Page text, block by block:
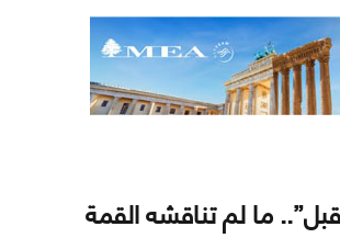
ما لم تناقشه القمة